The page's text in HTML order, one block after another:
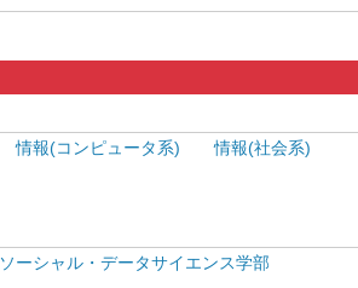
情報(コンピュータ系) 情報(社会系)
ソーシャル・データサイエンス学部